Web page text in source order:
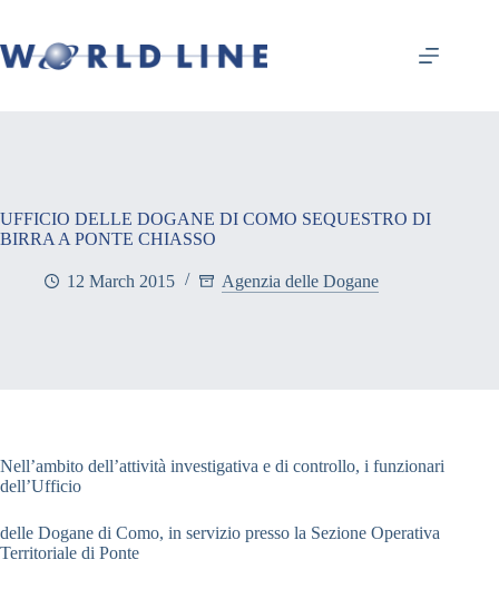
UFFICIO DELLE DOGANE DI COMO SEQUESTRO DI
BIRRA A PONTE CHIASSO
12 March 2015 Agenzia delle Dogane
Nell’ambito dell’attività investigativa e di controllo, i funzionari
dell’Ufficio
delle Dogane di Como, in servizio presso la Sezione Operativa
Territoriale di Ponte